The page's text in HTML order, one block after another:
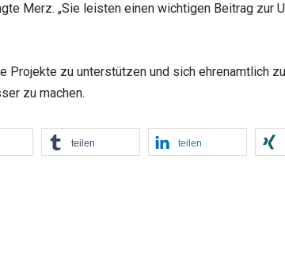
Merz. „Sie leisten einen wichtigen Beitrag zur
zu unterstützen und sich ehrenamtlich
zu machen.
teilen teilen